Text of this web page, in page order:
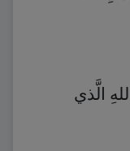
الَّذي